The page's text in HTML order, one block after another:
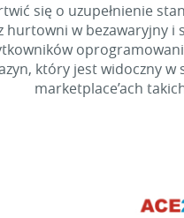
się o uzupełnienie
w bezawaryjny i
który jest widoczny
marketplace’ach